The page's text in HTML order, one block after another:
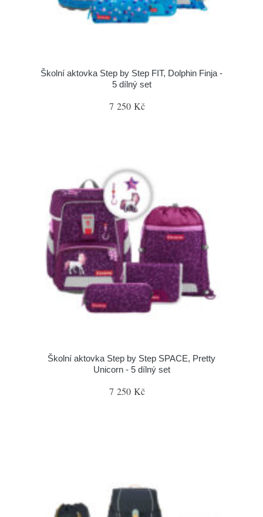
Školní aktovka Step by Step FIT, Dolphin Finja -
5 dílný set
7 250 Kč
Školní aktovka Step by Step SPACE, Pretty
Unicorn - 5 dílný set
7 250 Kč